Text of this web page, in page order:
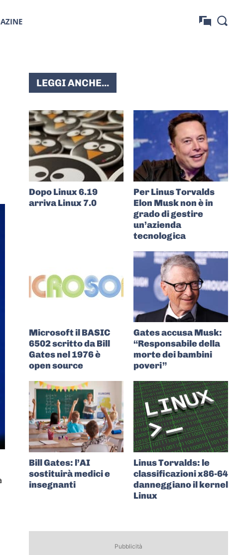
LEGGI ANCHE...
Dopo Linux 6.19
arriva Linux 7.0
Per Linus Torvalds
Elon Musk non è in
grado di gestire
un’azienda
tecnologica
Microsoft il BASIC
6502 scritto da Bill
Gates nel 1976 è
open source
Gates accusa Musk:
“Responsabile della
morte dei bambini
poveri”
Bill Gates: l’AI
sostituirà medici e
insegnanti
Linus Torvalds: le
classificazioni x86-64
danneggiano il kernel
Linux
Pubblicità